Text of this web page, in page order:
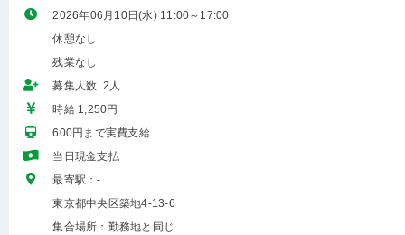
2026年06月10日(水) 11:00～17:00
休憩なし
残業なし
募集人数 2人
時給 1,250円
600円まで実費支給
当日現金支払
最寄駅：-
東京都中央区築地4-13-6
集合場所：勤務地と同じ